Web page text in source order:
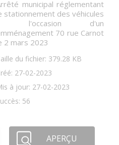
municipal réglementant
stationnement des véhicules
l'occasion d'un
70 rue Carnot
2 mars 2023
du fichier: 379.28 KB
27-02-2023
à jour: 27-02-2023
56
APERÇU